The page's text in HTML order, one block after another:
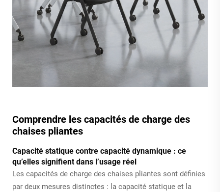
Comprendre les capacités de charge des
chaises pliantes
Capacité statique contre capacité dynamique : ce
qu’elles signifient dans l’usage réel
Les capacités de charge des chaises pliantes sont définies
par deux mesures distinctes : la capacité statique et la